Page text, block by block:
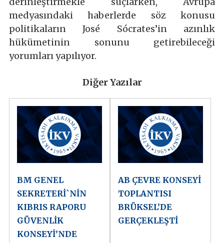
medyasındaki haberlerde söz konusu
politikaların José Sócrates’in azınlık
hükümetinin sonunu getirebileceği
yorumları yapılıyor.
Diğer Yazılar
BM GENEL
SEKRETERİ`NİN
KIBRIS RAPORU
GÜVENLİK
KONSEYİ’NDE
AB ÇEVRE KONSEYİ
TOPLANTISI
BRÜKSEL’DE
GERÇEKLEŞTİ